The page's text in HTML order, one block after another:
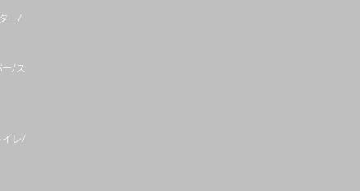
ー/
/ス
イレ/